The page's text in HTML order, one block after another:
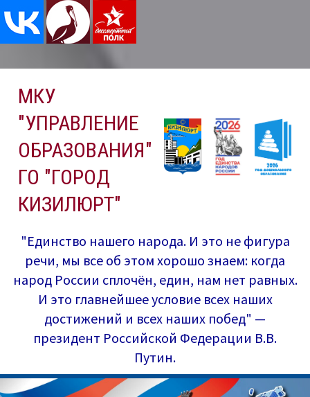
содержимому
МКУ
"УПРАВЛЕНИЕ
ОБРАЗОВАНИЯ"
ГО "ГОРОД
КИЗИЛЮРТ"
"Единство нашего народа. И это не фигура
речи, мы все об этом хорошо знаем: когда
народ России сплочён, един, нам нет равных.
И это главнейшее условие всех наших
достижений и всех наших побед" —
президент Российской Федерации В.В.
Путин.